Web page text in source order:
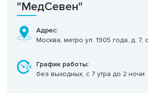
"МедСевен"
Адрес:
Москва, метро ул. 1905 года, д. 7,
График работы:
без выходных, с 7 утра до 2 ночи